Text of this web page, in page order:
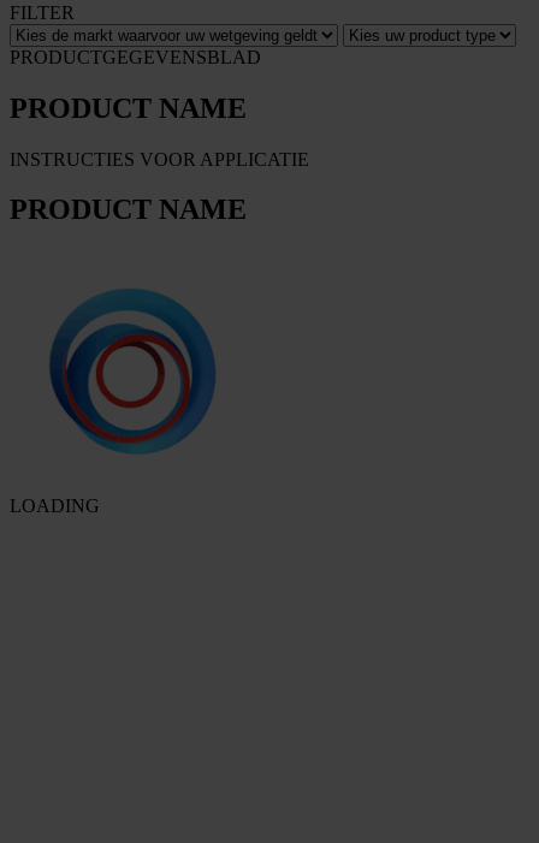
FILTER
PRODUCTGEGEVENSBLAD
PRODUCT NAME
INSTRUCTIES VOOR APPLICATIE
PRODUCT NAME
LOADING